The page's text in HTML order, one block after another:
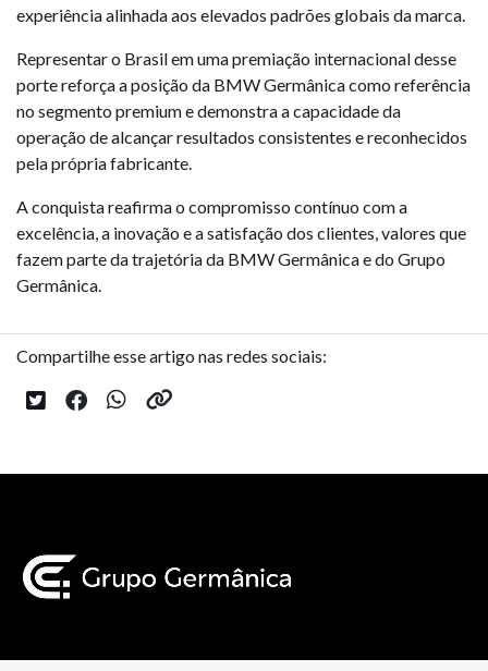
experiência alinhada aos elevados padrões globais da marca.
Representar o Brasil em uma premiação internacional desse
porte reforça a posição da BMW Germânica como referência
no segmento premium e demonstra a capacidade da
operação de alcançar resultados consistentes e reconhecidos
pela própria fabricante.
A conquista reafirma o compromisso contínuo com a
excelência, a inovação e a satisfação dos clientes, valores que
fazem parte da trajetória da BMW Germânica e do Grupo
Germânica.
Compartilhe esse artigo nas redes sociais: